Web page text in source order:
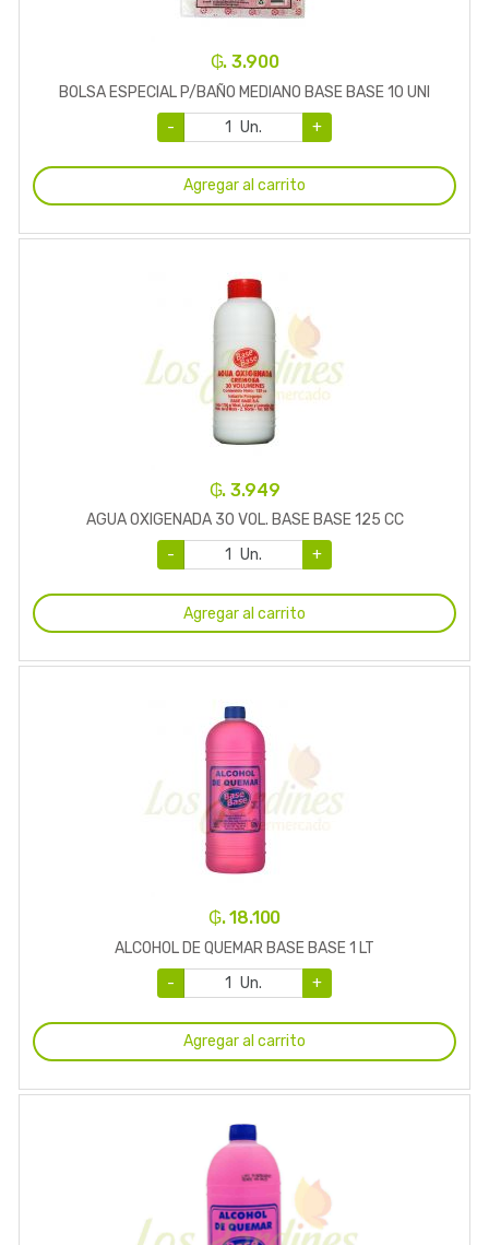
₲. 3.900
BOLSA ESPECIAL P/BAÑO MEDIANO BASE BASE 10 UNI
-
Un. +
Agregar al carrito
₲. 3.949
AGUA OXIGENADA 30 VOL. BASE BASE 125 CC
-
Un. +
Agregar al carrito
₲. 18.100
ALCOHOL DE QUEMAR BASE BASE 1 LT
-
Un. +
Agregar al carrito